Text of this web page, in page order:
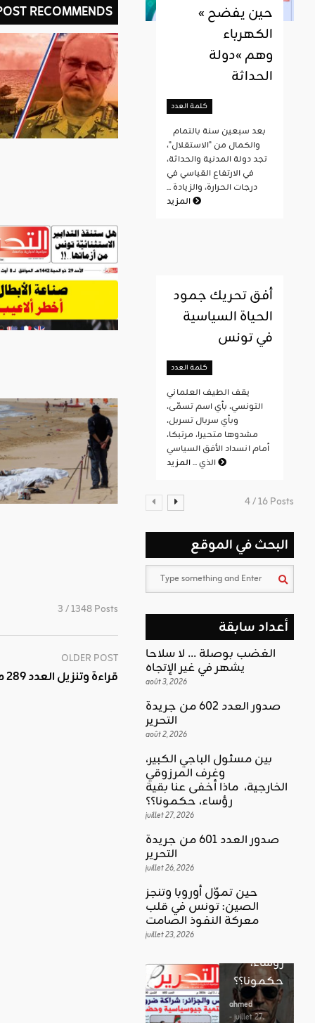
RECOMMENDS
3 / 1348 Posts
OLDER POST
قراءة وتنزيل العدد 289 من جريدة التحرير
« حين يفضح
الكهرباء
وهم »دولة
الحداثة
كلمة العدد
والكمال من "الاستقلال"،
تجد دولة المدنية والحداثة،
في الارتفاع القياسي في
درجات الحرارة، والزيادة ...
المزيد
أفق تحريك جمود
الحياة السياسية
في تونس
كلمة العدد
يقف الطيف العلماني
التونسي، بأي اسم تسمّى،
وبأي سربال تسربل،
مشدوها متحيرا، مرتبكا،
أمام انسداد الأفق السياسي
الذي ...المزيد
4 / 16 Posts
البحث في الموقع
أعداد سابقة
الغضب بوصلة … لا سلاحا
يشهر في غير الإتجاه
août 3, 2026
صدور العدد 602 من جريدة
التحرير
août 2, 2026
بين مسئول الباجي الكبير،
وغرف المرزوقي
الخارجية، ماذا أخفى عنا بقية
رؤساء، حكمونا؟؟
juillet 27, 2026
صدور العدد 601 من جريدة
التحرير
juillet 26, 2026
حين تموّل أوروبا وتنجز
الصين: تونس في قلب
معركة النفوذ الصامت
juillet 23, 2026
بين
الباجي
المرزوقي
الخارجية،
ماذا أخفى
رؤساء،
حكمونا؟؟
ahmed
- juillet 27,